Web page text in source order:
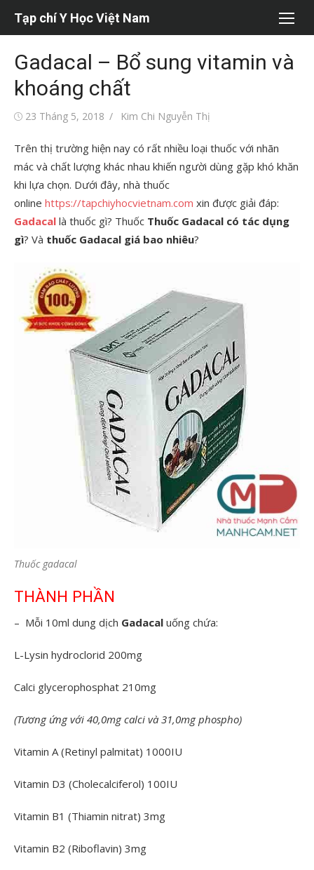
dung
Tạp chí Y Học Việt Nam
Gadacal – Bổ sung vitamin và
khoáng chất
Đăng23 Tháng 5, 2018
Tác
Kim Chi Nguyễn Thị
Trên thị trường hiện nay có rất nhiều loại thuốc với nhãn
mác và chất lượng khác nhau khiến người dùng gặp khó khăn
khi lựa chọn. Dưới đây, nhà thuốc
online https://tapchiyhocvietnam.com xin được giải đáp:
Gadacal là thuốc gì? Thuốc Thuốc Gadacal có tác dụng
gì? Và thuốc Gadacal giá bao nhiêu?
Thuốc gadacal
THÀNH PHẦN
– Mỗi 10ml dung dịch Gadacal uống chứa:
L-Lysin hydroclorid 200mg
Calci glycerophosphat 210mg
(Tương ứng với 40,0mg calci và 31,0mg phospho)
Vitamin A (Retinyl palmitat) 1000IU
Vitamin D3 (Cholecalciferol) 100IU
Vitamin B1 (Thiamin nitrat) 3mg
Vitamin B2 (Riboflavin) 3mg